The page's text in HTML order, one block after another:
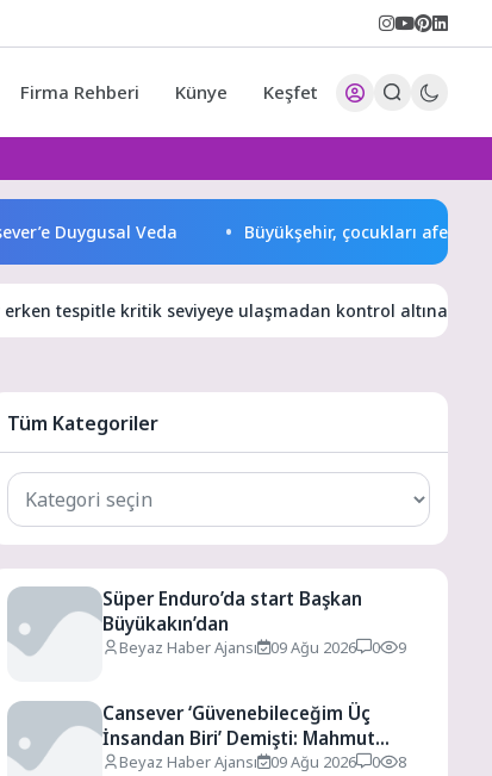
Firma Rehberi Künye Keşfet
Duygusal Veda Büyükşehir, çocukları afetlere
tespitle kritik seviyeye ulaşmadan kontrol altına
Tüm Kategoriler
Tüm
Kategoriler
Süper Enduro’da start Başkan
Büyükakın’dan
Beyaz Haber Ajansı 09 Ağu 2026 0 9
Cansever ‘Güvenebileceğim Üç
İnsandan Biri’ Demişti: Mahmut
Görgen’den Cansever’e Duygusal
Beyaz Haber Ajansı 09 Ağu 2026 0 8